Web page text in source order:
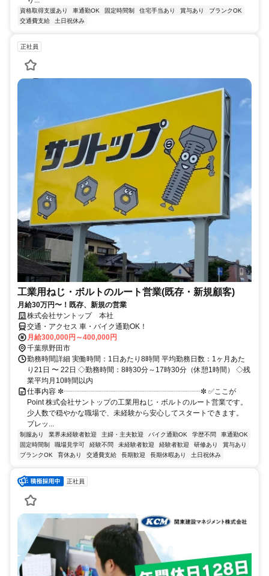
資格取得支援あり 車通勤OK 固定時間制 住宅手当あり 賞与あり
ブランクOK
交通費支給
土日祝休み
正社員
工業用ねじ・ボルトのルート営業(既存・新規顧客)
月給30万円〜！既存、新規の営業
株式会社サントップ 本社
交通・アクセス 車・バイク通勤OK！
月給300,000円～400,000円
千葉県野田市
勤務時間詳細 実働時間：1日あたり8時間 平均勤務日数：1ヶ月あた
り21日 〜 22日 ◇勤務時間：8時30分～17時30分（休憩1時間） ◇残
業平均月10時間以内
仕事内容 ✼┈┈┈┈┈┈┈┈┈┈┈┈┈┈┈┈┈┈┈✼ ✅ここが
Point 株式会社サントップの工業用ねじ・ボルトのルート営業です。
少人数で穏やかな職場で、未経験から安心してスタートできます。
プレッ...
制服あり 業界未経験者歓迎 主婦・主夫歓迎 バイク通勤OK 学歴不問
車通勤OK
固定時間制
職場見学可 経験不問 未経験者歓迎 経験者歓迎 研修あり
賞与あり
ブランクOK
育休あり 交通費支給 長期歓迎 長期休暇あり 土日祝休み
正社員